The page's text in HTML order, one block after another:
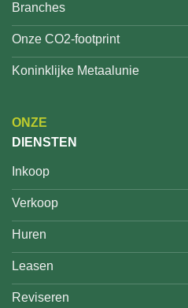
Branches
Onze CO2-footprint
Koninklijke Metaalunie
ONZE
DIENSTEN
Inkoop
Verkoop
Huren
Leasen
Reviseren